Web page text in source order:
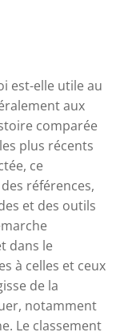
est-elle utile au
aux
comparée
plus récents
ce
références,
et des outils
dans le
à celles et ceux
de la
notamment
Le classement